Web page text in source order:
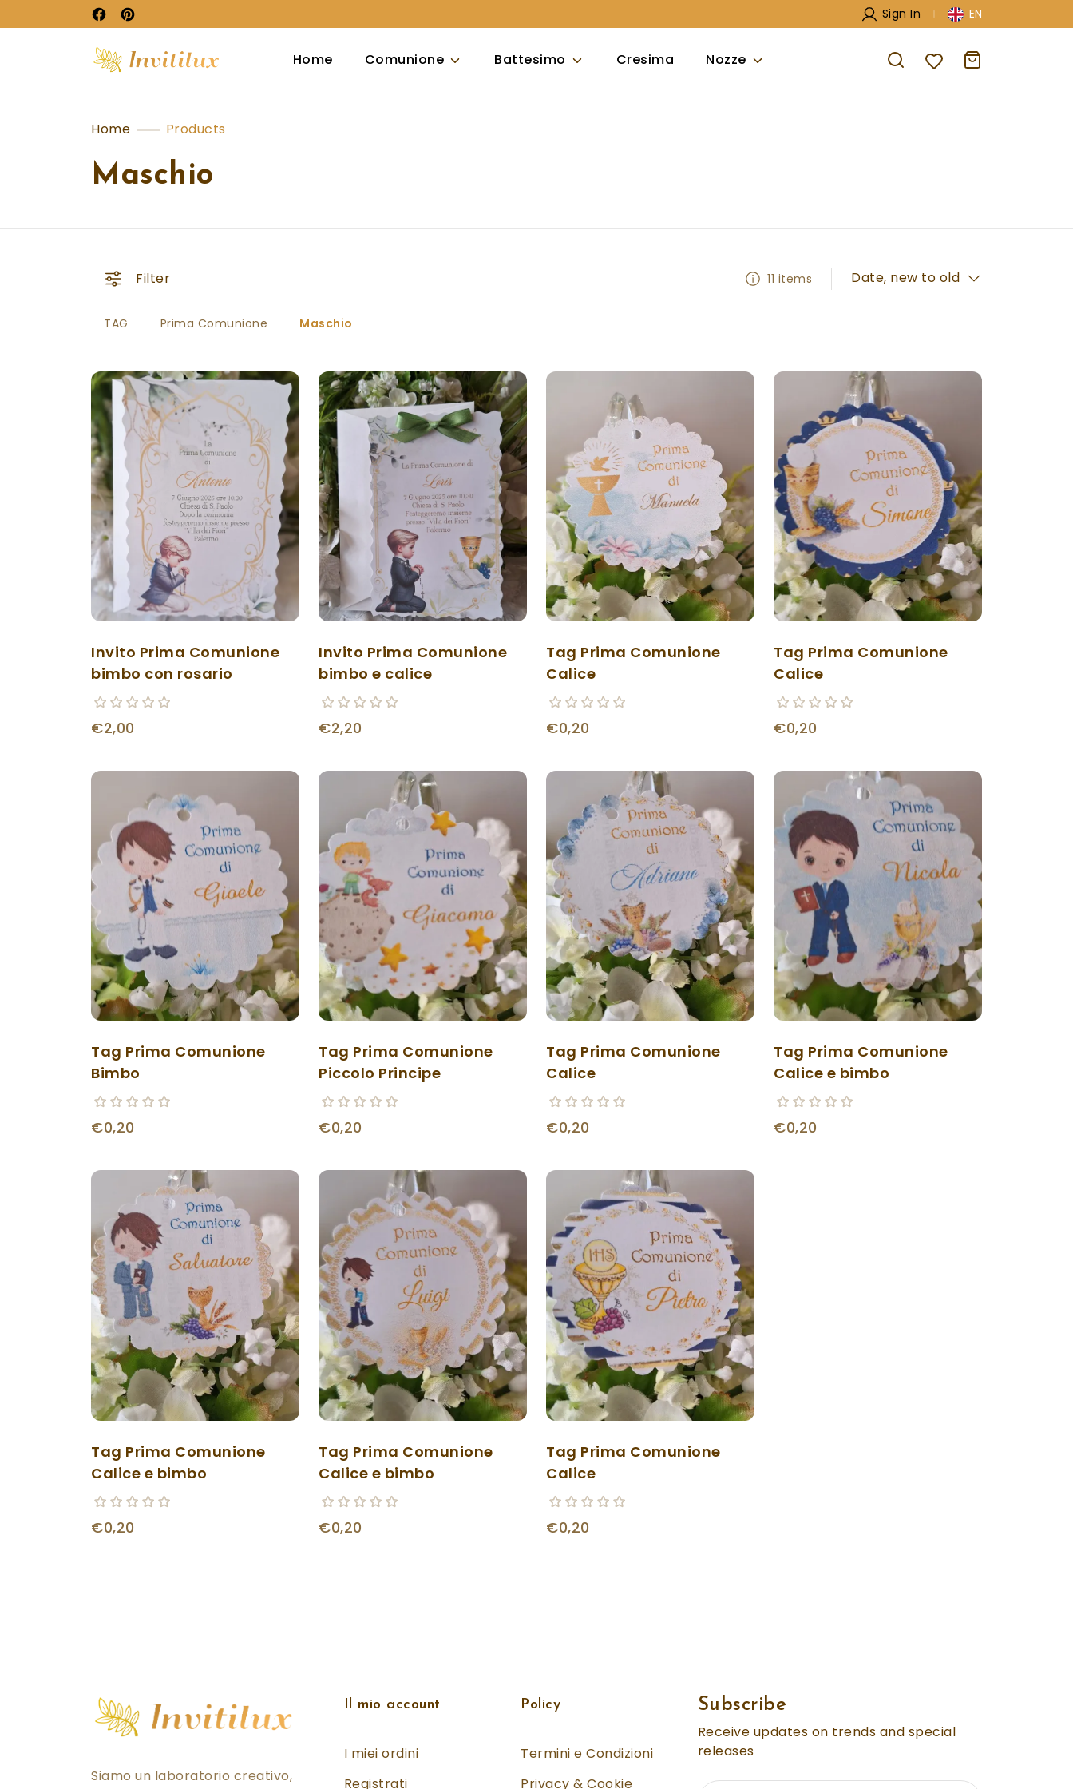
Sign In EN
Home Comunione Battesimo Cresima Nozze
Home Products
Maschio
Filter 11 items Date, new to old
TAG Prima Comunione Maschio
Invito Prima Comunione
bimbo con rosario
€2,00
Invito Prima Comunione
bimbo e calice
€2,20
Tag Prima Comunione
Calice
€0,20
Tag Prima Comunione
Calice
€0,20
Tag Prima Comunione
Bimbo
€0,20
Tag Prima Comunione
Piccolo Principe
€0,20
Tag Prima Comunione
Calice
€0,20
Tag Prima Comunione
Calice e bimbo
€0,20
Tag Prima Comunione
Calice e bimbo
€0,20
Tag Prima Comunione
Calice e bimbo
€0,20
Tag Prima Comunione
Calice
€0,20
Siamo un laboratorio creativo,
Il mio account
I miei ordini
Registrati
Policy
Termini e Condizioni
Privacy & Cookie
Subscribe
Receive updates on trends and special
releases